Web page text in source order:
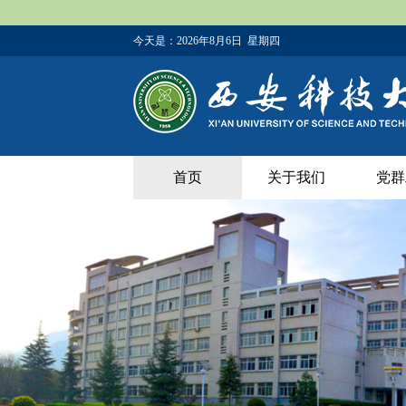
今天是： 2026年8月6日 星期四
首页 关于我们 党